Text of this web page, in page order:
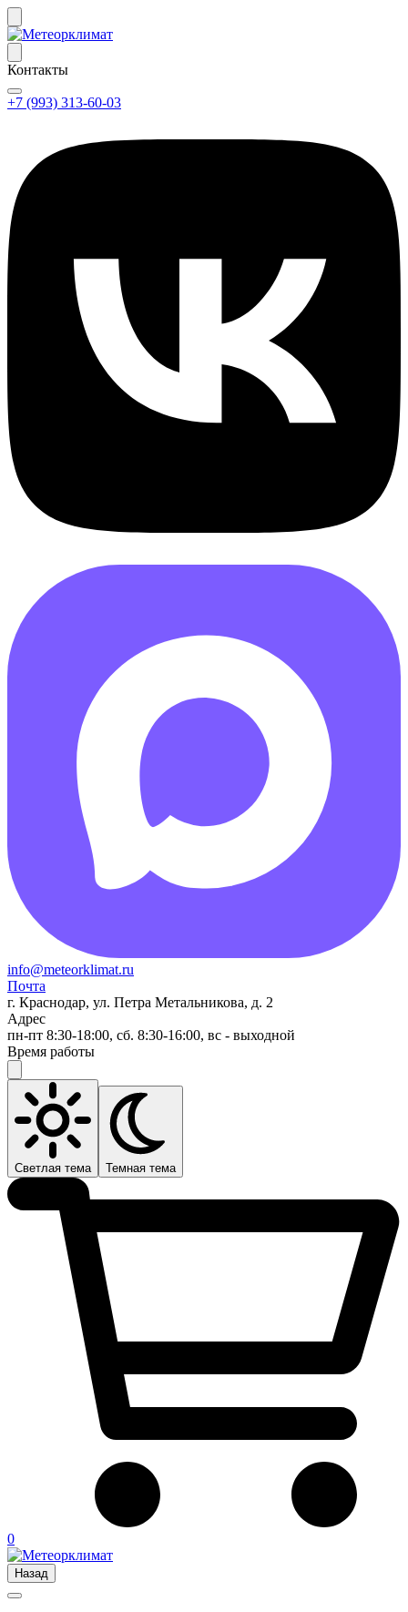
Контакты
+7 (993) 313-60-03
info@meteorklimat.ru
Почта
г. Краснодар, ул. Петра Метальникова, д. 2
Адрес
пн-пт 8:30-18:00, сб. 8:30-16:00, вс - выходной
Время работы
Светлая тема Темная тема
0
Назад